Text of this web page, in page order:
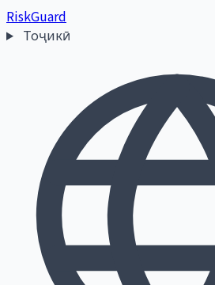
RiskGuard
Тоҷикӣ